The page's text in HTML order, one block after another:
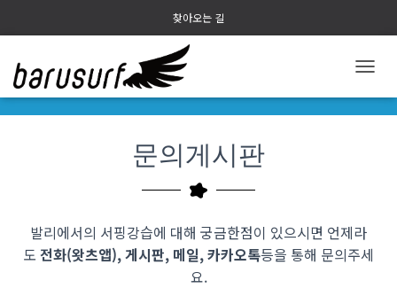
찾아오는 길
비
게
문의게시판
발리에서의 서핑강습에 대해 궁금한점이 있으시면 언제라
도 전화(왓츠앱), 게시판, 메일, 카카오톡등을 통해 문의주세
요.